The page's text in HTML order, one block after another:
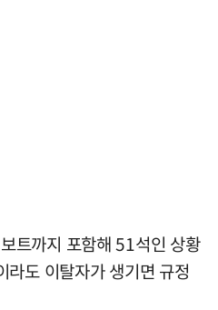
트까지 포함해 51석인 상황
라도 이탈자가 생기면 규정